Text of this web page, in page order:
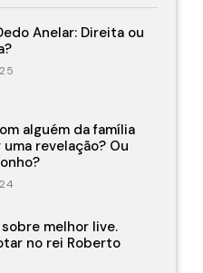
Anelar: Direita ou
alguém da família
revelação? Ou
melhor live.
no rei Roberto